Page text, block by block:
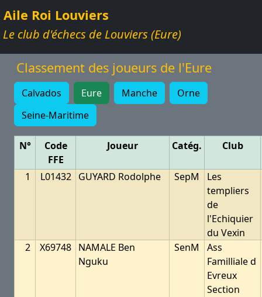
Aile Roi Louviers
Le club d'échecs de Louviers (Eure)
Classement des joueurs de l'Eure
Calvados Eure Manche
Orne
Seine-Maritime
N°
Code
FFE
Joueur Catég. Club
1 L01432 GUYARD Rodolphe SepM
Les
templiers
de
l'Echiquier
du Vexin
2
X69748 NAMALE Ben
Nguku
SenM
Ass
Familliale d
Evreux
Section